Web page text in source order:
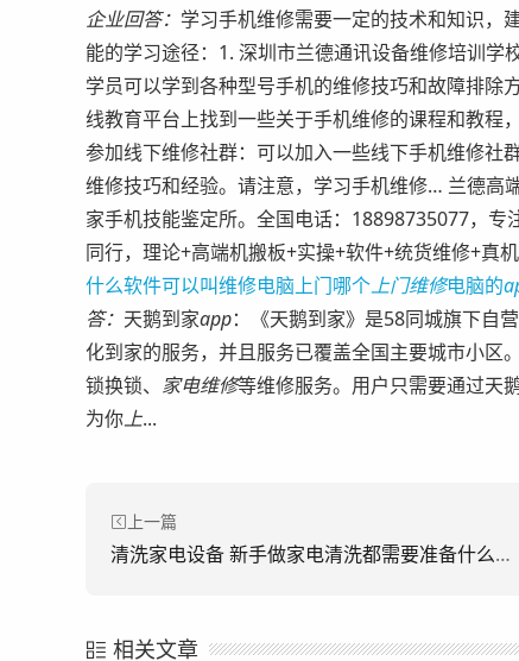
企业回答： 学习手机维修需要一定的技术和知识，
能的学习途径：1. 深圳市兰德通讯设备维修培训学
学员可以学到各种型号手机的维修技巧和故障排除
线教育平台上找到一些关于手机维修的课程和教程
参加线下维修社群：可以加入一些线下手机维修社
维修技巧和经验。请注意，学习手机维修… 兰德高
家手机技能鉴定所。全国电话：18898735077，
同行，理论+高端机搬板+实操+软件+统货维修+真
什么软件可以叫维修电脑上门哪个上门维修电脑的
答： 天鹅到家app：《天鹅到家》是58同城旗下自
化到家的服务，并且服务已覆盖全国主要城市小区
锁换锁、 家电维修等维修服务。用户只需要通过天
为你上...
上一篇
清洗家电设备 新手做家电清洗都需要准备什么？11年老师傅分享成功经验
相关文章